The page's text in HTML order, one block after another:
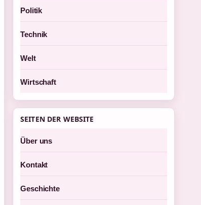
Politik
Technik
Welt
Wirtschaft
SEITEN DER WEBSITE
Über uns
Kontakt
Geschichte